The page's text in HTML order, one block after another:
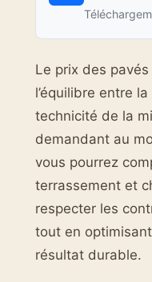
Le prix des
l’équilibre entre
technicité de la
demandant au
vous pourrez
terrassement et
respecter les
tout en
résultat durable.